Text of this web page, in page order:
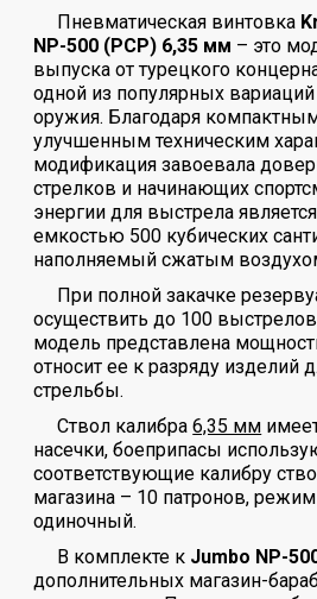
Пневматическая винтовка
NP-500 (PCP) 6,35 мм – это
выпуска от турецкого
одной из популярных вариаций
оружия. Благодаря
улучшенным техническим
модификация завоевала
стрелков и начинающих
энергии для выстрела
емкостью 500 кубических
наполняемый сжатым
При полной закачке
осуществить до 100
модель представлена
относит ее к разряду изделий
стрельбы.
Ствол калибра6,35 мм
насечки, боеприпасы
соответствующие калибру
магазина – 10 патронов,
одиночный.
В комплекте к Jumbo NP-
дополнительных магазин-